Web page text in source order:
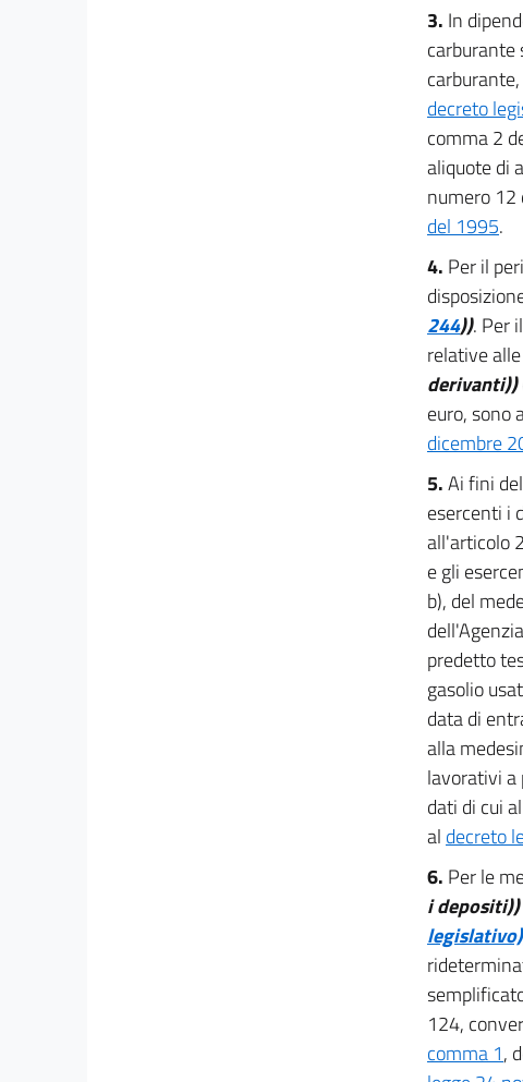
3. In
carburante
decreto
comma 2
aliquote di
numero 12
del 1995.
4. Per il
244)). Per
relative
derivanti))
euro, sono
dicembre
5.Ai fini
esercenti i
all'articolo
e gli
b), del
predetto
gasolio
data di
alla
lavorativi a
dati di cui
al decreto
6. Per le
i depositi))
124,
comma 1,